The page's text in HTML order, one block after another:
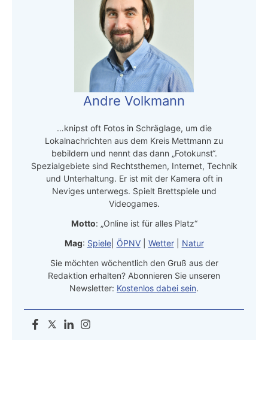
Andre Volkmann
…knipst oft Fotos in Schräglage, um die
Lokalnachrichten aus dem Kreis Mettmann zu
bebildern und nennt das dann „Fotokunst“.
Spezialgebiete sind Rechtsthemen, Internet, Technik
und Unterhaltung. Er ist mit der Kamera oft in
Neviges unterwegs. Spielt Brettspiele und
Videogames.
Motto: „Online ist für alles Platz“
Mag: Spiele| ÖPNV| Wetter| Natur
Sie möchten wöchentlich den Gruß aus der
Redaktion erhalten? Abonnieren Sie unseren
Newsletter: Kostenlos dabei sein.